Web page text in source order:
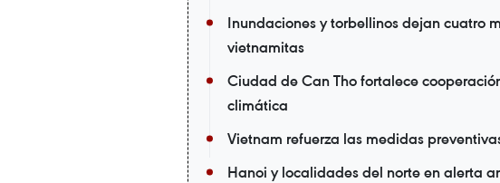
Inundaciones y torbellinos dejan cuatro
vietnamitas
Ciudad de Can Tho fortalece
climática
Vietnam refuerza las medidas
Hanoi y localidades del norte en alerta